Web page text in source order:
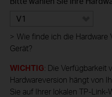
V1
> Wie finde ich die Hardware
Gerät?
WICHTIG: Die Verfügbarkeit
Hardwareversion hängt von
Sie auf Ihrer lokalen TP-